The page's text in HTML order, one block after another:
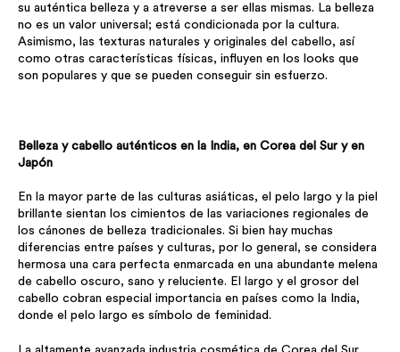
su auténtica belleza y a atreverse a ser ellas mismas. La belleza
no es un valor universal; está condicionada por la cultura.
Asimismo, las texturas naturales y originales del cabello, así
como otras características físicas, influyen en los looks que
son populares y que se pueden conseguir sin esfuerzo.
Belleza y cabello auténticos en la India, en Corea del Sur y en
Japón
En la mayor parte de las culturas asiáticas, el pelo largo y la piel
brillante sientan los cimientos de las variaciones regionales de
los cánones de belleza tradicionales. Si bien hay muchas
diferencias entre países y culturas, por lo general, se considera
hermosa una cara perfecta enmarcada en una abundante melena
de cabello oscuro, sano y reluciente. El largo y el grosor del
cabello cobran especial importancia en países como la India,
donde el pelo largo es símbolo de feminidad.